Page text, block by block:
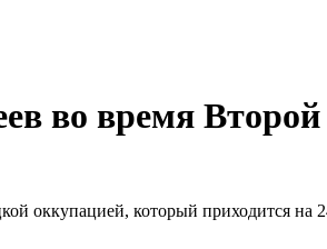
во время
оккупацией, который приходится на